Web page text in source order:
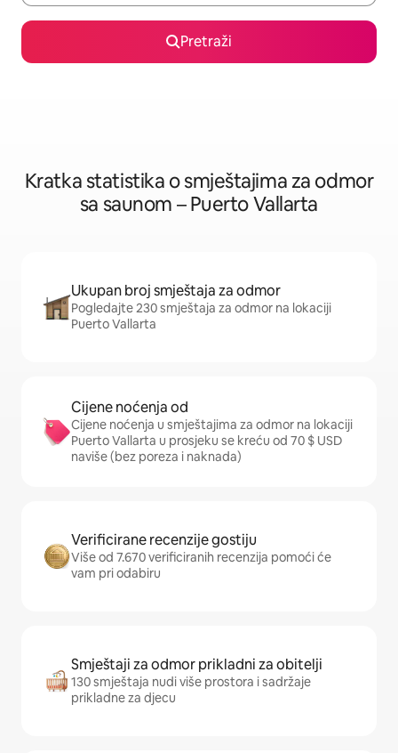
Pretraži
Kratka statistika o smještajima za odmor
sa saunom – Puerto Vallarta
Ukupan broj smještaja za odmor
Pogledajte 230 smještaja za odmor na lokaciji
Puerto Vallarta
Cijene noćenja od
Cijene noćenja u smještajima za odmor na lokaciji
Puerto Vallarta u prosjeku se kreću od 70 $ USD
naviše (bez poreza i naknada)
Verificirane recenzije gostiju
Više od 7.670 verificiranih recenzija pomoći će
vam pri odabiru
Smještaji za odmor prikladni za obitelji
130 smještaja nudi više prostora i sadržaje
prikladne za djecu